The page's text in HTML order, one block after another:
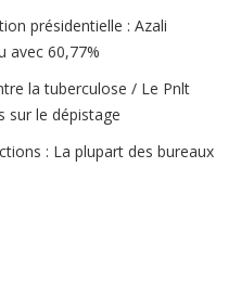
présidentielle : Azali
avec 60,77%
la tuberculose / Le Pnlt
sur le dépistage
: La plupart des bureaux